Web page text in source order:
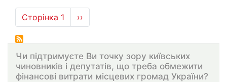
Розбивка
на
сторінки
Сторінка 1
Наступна
сторінка
››
Чи підтримуєте Ви точку зору київських
чиновників і депутатів, що треба обмежити
фінансові витрати місцевих громад України?